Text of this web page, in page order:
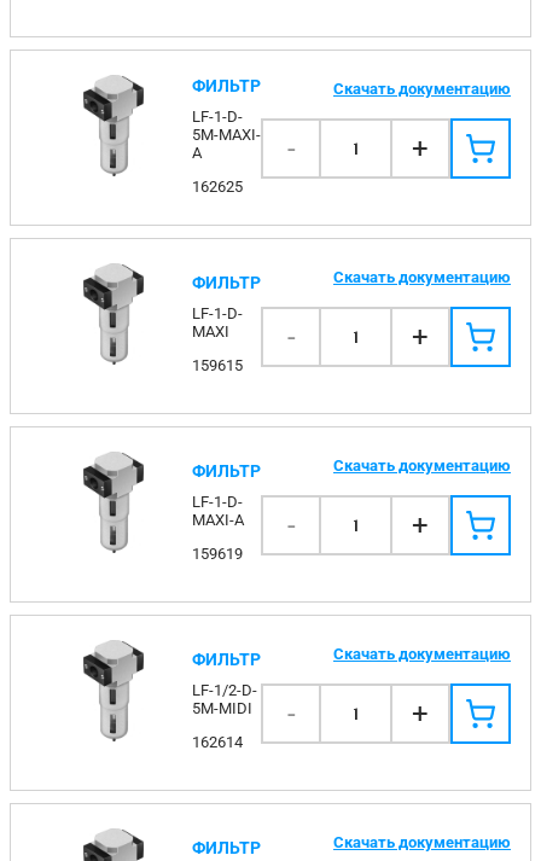
ФИЛЬТР
LF-1-D-
5M-MAXI-
A
162625
Скачать документацию
- 1 +
ФИЛЬТР
LF-1-D-
MAXI
159615
Скачать документацию
- 1 +
ФИЛЬТР
LF-1-D-
MAXI-A
159619
Скачать документацию
- 1 +
ФИЛЬТР
LF-1/2-D-
5M-MIDI
162614
Скачать документацию
- 1 +
ФИЛЬТР Скачать документацию